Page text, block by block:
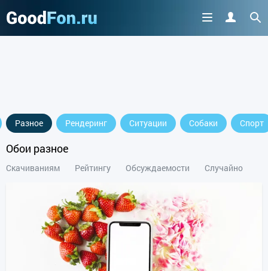
Разное Рендеринг Ситуации Собаки Спорт
Обои разное
Скачиваниям Рейтингу Обсуждаемости Случайно